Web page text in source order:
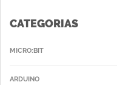
CATEGORIAS
MICRO:BIT
ARDUINO